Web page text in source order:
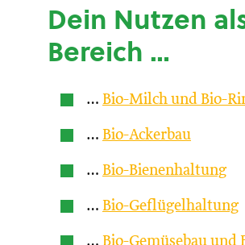
Dein Nutzen
Bereich …
… Bio-Milch und Bio-
… Bio-Ackerbau
… Bio-Bienenhaltung
… Bio-Geflügelhaltung
… Bio-Gemüsebau und